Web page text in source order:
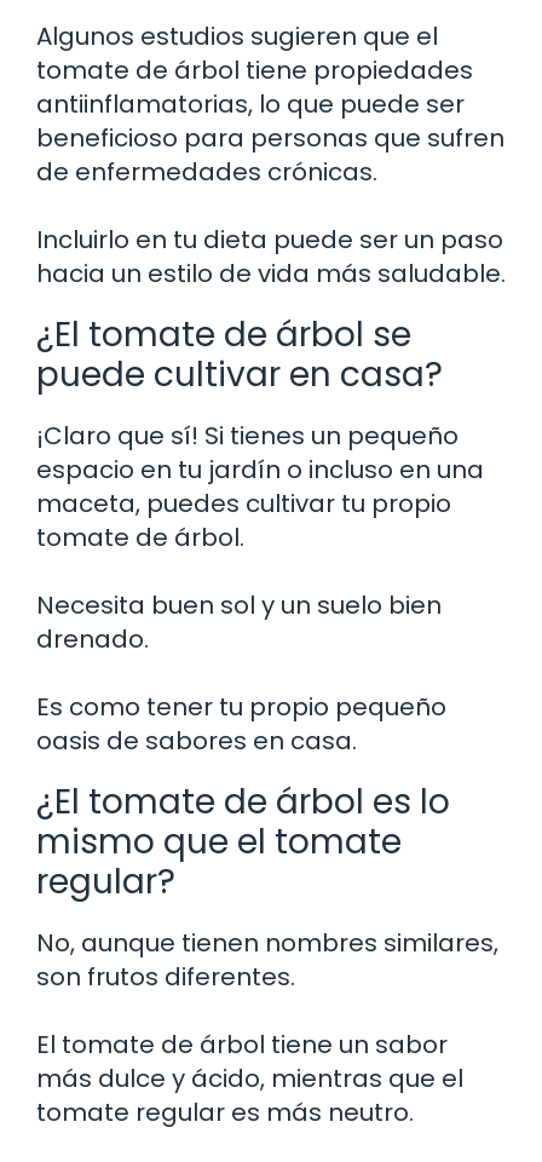
Algunos estudios sugieren que el
tomate de árbol tiene propiedades
antiinflamatorias, lo que puede ser
beneficioso para personas que sufren
de enfermedades crónicas.
Incluirlo en tu dieta puede ser un paso
hacia un estilo de vida más saludable.
¿El tomate de árbol se
puede cultivar en casa?
¡Claro que sí! Si tienes un pequeño
espacio en tu jardín o incluso en una
maceta, puedes cultivar tu propio
tomate de árbol.
Necesita buen sol y un suelo bien
drenado.
Es como tener tu propio pequeño
oasis de sabores en casa.
¿El tomate de árbol es lo
mismo que el tomate
regular?
No, aunque tienen nombres similares,
son frutos diferentes.
El tomate de árbol tiene un sabor
más dulce y ácido, mientras que el
tomate regular es más neutro.